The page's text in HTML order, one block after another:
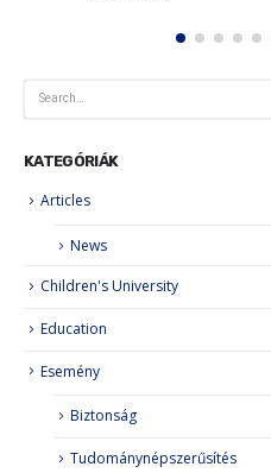
KATEGÓRIÁK
Articles
News
Children's University
Education
Esemény
Biztonság
Tudománynépszerűsítés